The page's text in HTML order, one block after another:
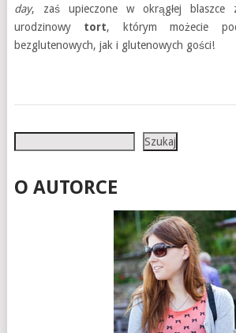
day, zaś upieczone w okrągłej blaszce
urodzinowy tort, którym możecie
bezglutenowych, jak i glutenowych gości!
Szukaj
O AUTORCE